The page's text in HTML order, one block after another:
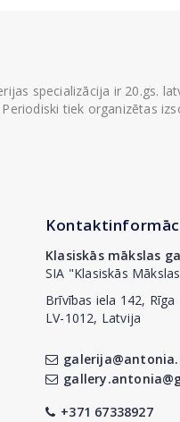
specializācija ir 20.gs.
tiek organizētas
Klasiskās mākslas
SIA "Klasiskās
Brīvības iela 142, Rīga
LV-1012, Latvija
+371 67338927